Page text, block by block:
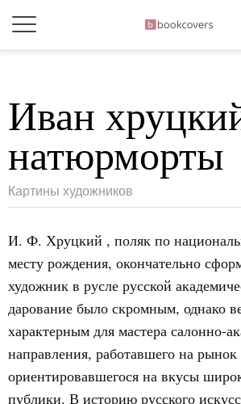
Иван
натюрморты
Картины художников
И. Ф. Хруцкий , поляк по
месту рождения, окончательно
художник в русле русской
дарование было скромным, однако
характерным для мастера салонно-
направления, работавшего на рынок
ориентировавшегося на вкусы
публики. В историю русского